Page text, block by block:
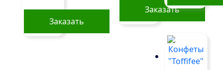
Заказать
Заказать